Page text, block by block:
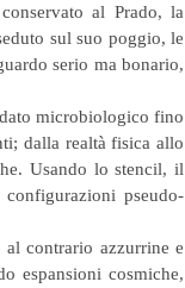
al Prado, la
sul suo poggio, le
serio ma bonario,
microbiologico fino
dalla realtà fisica allo
Usando lo stencil, il
pseudo-
contrario azzurrine e
espansioni cosmiche,